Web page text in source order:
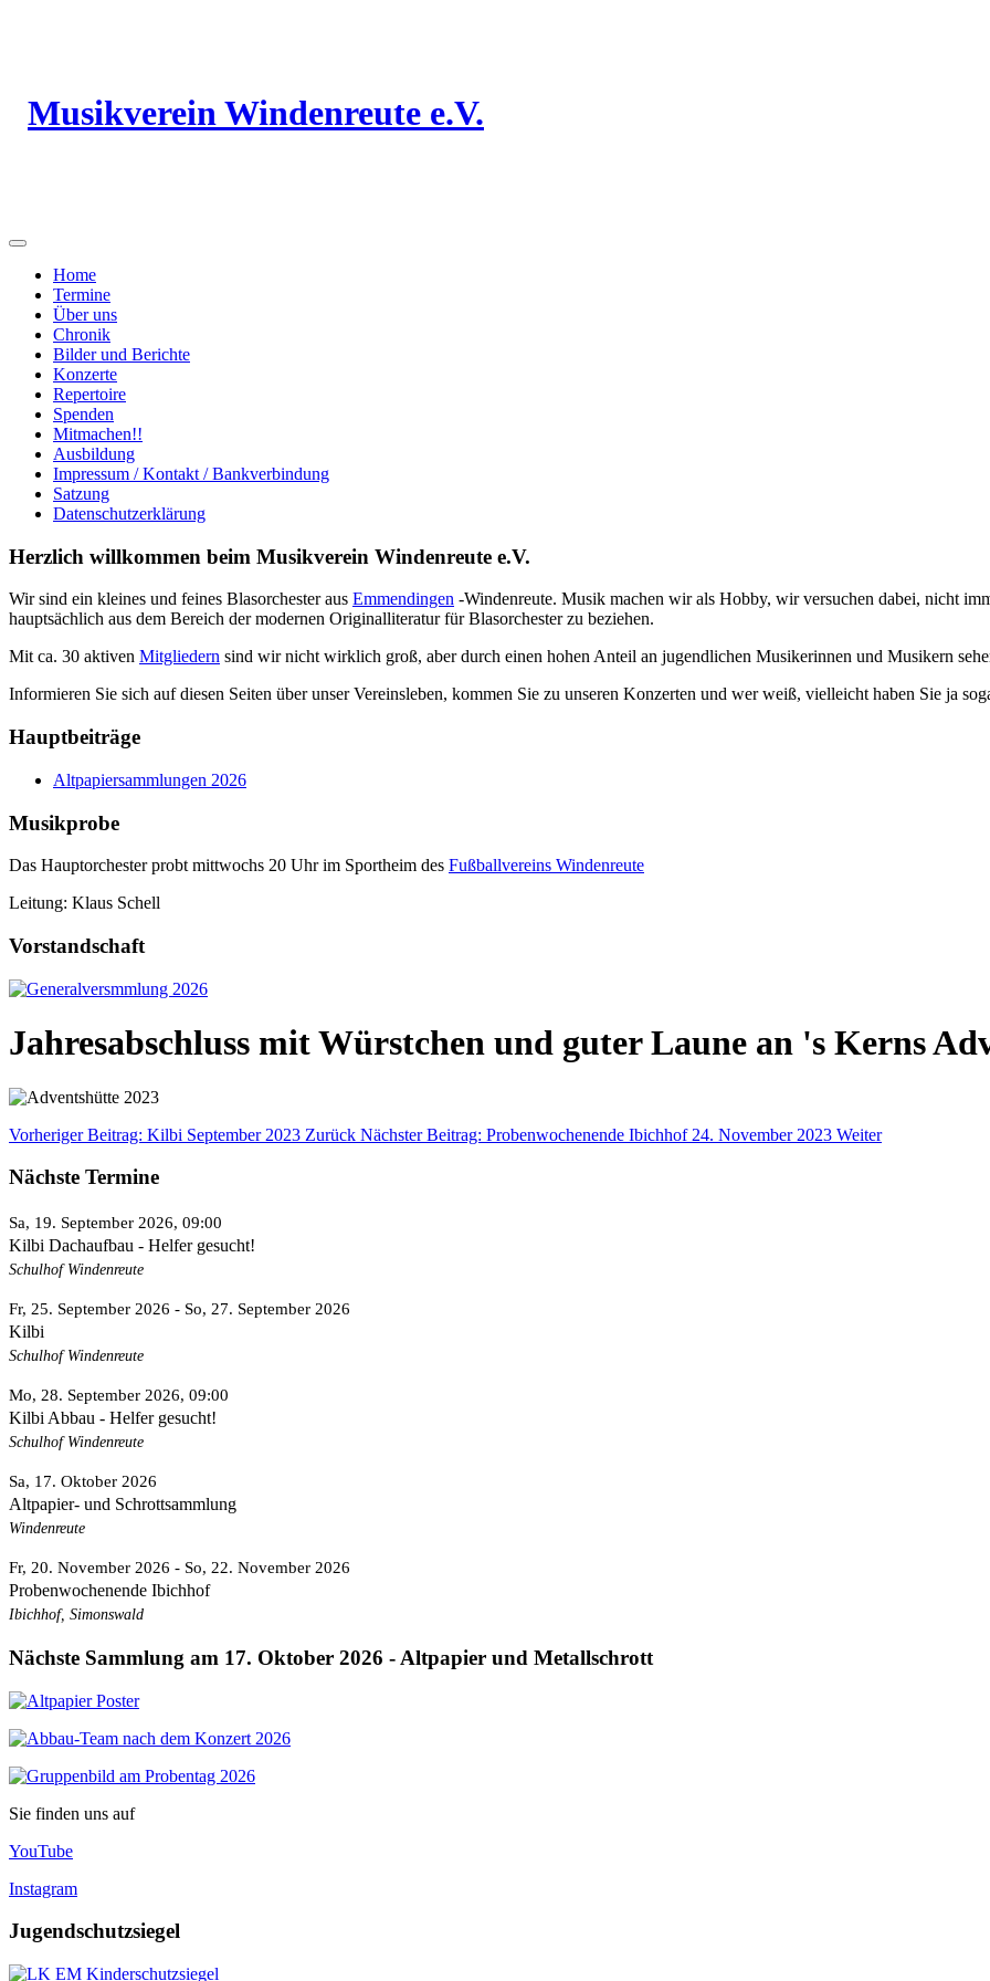
Musikverein Windenreute e.V.
Home
Termine
Über uns
Chronik
Bilder und Berichte
Konzerte
Repertoire
Spenden
Mitmachen!!
Ausbildung
Impressum / Kontakt / Bankverbindung
Satzung
Datenschutzerklärung
Herzlich willkommen beim Musikverein Windenreute e.V.
Wir sind ein kleines und feines Blasorchester aus Emmendingen -Windenreute. Musik machen wir als Hobby, wir versuchen dabei, nicht
hauptsächlich aus dem Bereich der modernen Originalliteratur für Blasorchester zu beziehen.
Mit ca. 30 aktiven Mitgliedern sind wir nicht wirklich groß, aber durch einen hohen Anteil an jugendlichen Musikerinnen und Musikern
Informieren Sie sich auf diesen Seiten über unser Vereinsleben, kommen Sie zu unseren Konzerten und wer weiß, vielleicht haben Sie ja
Hauptbeiträge
Altpapiersammlungen 2026
Musikprobe
Das Hauptorchester probt mittwochs 20 Uhr im Sportheim des Fußballvereins Windenreute
Leitung: Klaus Schell
Vorstandschaft
Jahresabschluss mit Würstchen und guter Laune an 's Kerns
Vorheriger Beitrag: Kilbi September 2023 Zurück Nächster Beitrag: Probenwochenende Ibichhof 24. November 2023 Weiter
Nächste Termine
Sa, 19. September 2026, 09:00
Kilbi Dachaufbau - Helfer gesucht!
Schulhof Windenreute
Fr, 25. September 2026 - So, 27. September 2026
Kilbi
Schulhof Windenreute
Mo, 28. September 2026, 09:00
Kilbi Abbau - Helfer gesucht!
Schulhof Windenreute
Sa, 17. Oktober 2026
Altpapier- und Schrottsammlung
Windenreute
Fr, 20. November 2026 - So, 22. November 2026
Probenwochenende Ibichhof
Ibichhof, Simonswald
Nächste Sammlung am 17. Oktober 2026 - Altpapier und Metallschrott
Sie finden uns auf
YouTube
Instagram
Jugendschutzsiegel